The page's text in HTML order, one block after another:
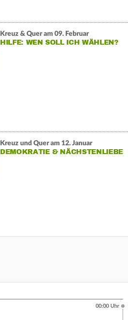
Kreuz & Quer am 09. Februar
HILFE: WEN SOLL ICH WÄHLEN?
Kreuz und Quer am 12. Januar
DEMOKRATIE & NÄCHSTENLIEBE
00:00 Uhr